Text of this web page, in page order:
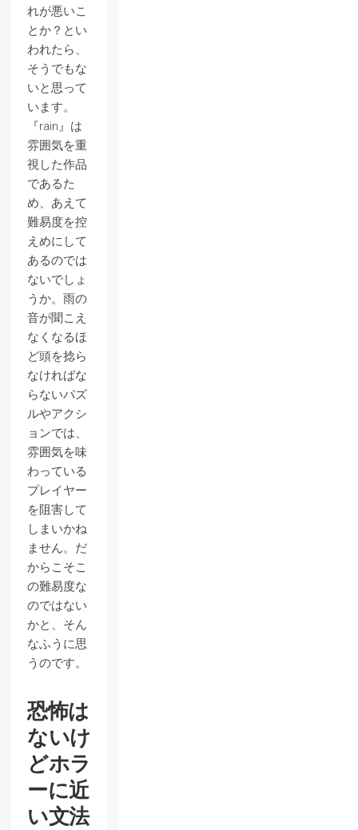
れが悪いこ
とか？とい
われたら、
そうでもな
いと思って
います。
『rain』は
雰囲気を重
視した作品
であるた
め、あえて
難易度を控
えめにして
あるのでは
ないでしょ
うか。雨の
音が聞こえ
なくなるほ
ど頭を捻ら
なければな
らないパズ
ルやアクシ
ョンでは、
雰囲気を味
わっている
プレイヤー
を阻害して
しまいかね
ません。だ
からこそこ
の難易度な
のではない
かと、そん
なふうに思
うのです。
恐怖は
ないけ
どホラ
ーに近
い文法